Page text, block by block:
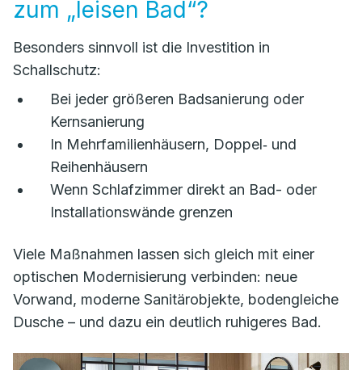
zum „leisen Bad“?
Besonders sinnvoll ist die Investition in
Schallschutz:
Bei jeder größeren Badsanierung oder
Kernsanierung
In Mehrfamilienhäusern, Doppel‑ und
Reihenhäusern
Wenn Schlafzimmer direkt an Bad- oder
Installationswände grenzen
Viele Maßnahmen lassen sich gleich mit einer
optischen Modernisierung verbinden: neue
Vorwand, moderne Sanitärobjekte, bodengleiche
Dusche – und dazu ein deutlich ruhigeres Bad.